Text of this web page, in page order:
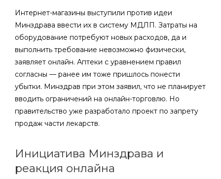
Интернет-магазины выступили против идеи
Минздрава ввести их в систему МДЛП. Затраты на
оборудование потребуют новых расходов, да и
выполнить требование невозможно физически,
заявляет онлайн. Аптеки с уравнением правил
согласны — ранее им тоже пришлось понести
убытки. Минздрав при этом заявил, что не планирует
вводить ограничений на онлайн-торговлю. Но
правительство уже разработало проект по запрету
продаж части лекарств.
Инициатива Минздрава и
реакция онлайна